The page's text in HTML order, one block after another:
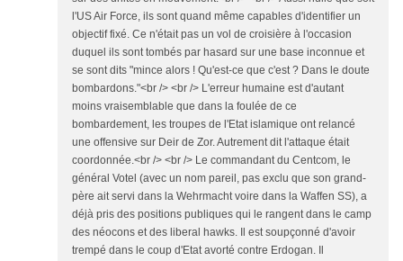
l'US Air Force, ils sont quand même capables d'identifier un
objectif fixé. Ce n'était pas un vol de croisière à l'occasion
duquel ils sont tombés par hasard sur une base inconnue et
se sont dits "mince alors ! Qu'est-ce que c'est ? Dans le doute
bombardons."<br /> <br /> L'erreur humaine est d'autant
moins vraisemblable que dans la foulée de ce
bombardement, les troupes de l'Etat islamique ont relancé
une offensive sur Deir de Zor. Autrement dit l'attaque était
coordonnée.<br /> <br /> Le commandant du Centcom, le
général Votel (avec un nom pareil, pas exclu que son grand-
père ait servi dans la Wehrmacht voire dans la Waffen SS), a
déjà pris des positions publiques qui le rangent dans le camp
des néocons et des liberal hawks. Il est soupçonné d'avoir
trempé dans le coup d'Etat avorté contre Erdogan. Il